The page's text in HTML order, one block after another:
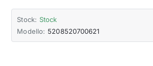
Stock: Stock
Modello: 5208520700621